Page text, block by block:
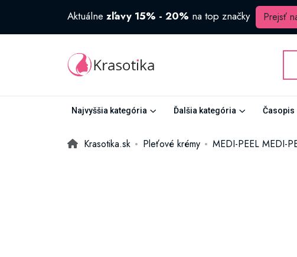
Aktuálne zľavy 15% - 20% na top značky Prejsť
Najvyššia kategória Ďalšia kategória Časopis
Krasotika.sk Pleťové krémy MEDI-PEEL MEDI-